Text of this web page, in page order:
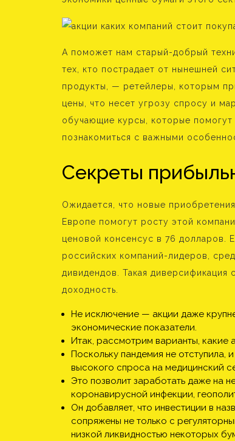
А поможет нам старый-добрый
тех, кто пострадает от нынешней
продукты, — ретейлеры, которым
цены, что несет угрозу спросу и
обучающие курсы, которые
познакомиться с важными
Секреты
Ожидается, что новые
Европе помогут росту этой
ценовой консенсус в 76 долларов.
российских компаний-лидеров,
дивидендов. Такая диверсификация
доходность.
Не исключение — акции даже
экономические показатели.
Итак, рассмотрим варианты, какие
Поскольку пандемия не отступила,
высокого спроса на медицинский
Это позволит заработать даже на
коронавирусной инфекции,
Он добавляет, что инвестиции в
сопряжены не только с
низкой ликвидностью некоторых